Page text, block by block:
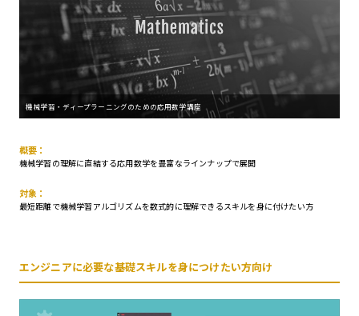
機械学習・ディープラーニングのための応用数学講座
概要：
機械学習の理解に直結する応用数学を豊富なラインナップで展開
対象：
最短距離で機械学習アルゴリズムを数式的に理解できるスキルを身に付けたい方
エンジニアに必要な基礎スキルを身につけたい方向け